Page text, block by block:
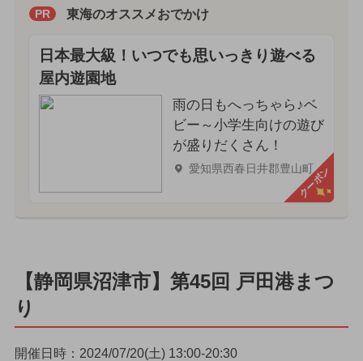
PR 東海のオススメおでかけ
日本最大級！いつでも思いっきり遊べる
屋内遊園地
雨の日もへっちゃら♪ベ
ビー～小学生向けの遊び
が盛りだくさん！
愛知県西春日井郡豊山町クーポン
【静岡県沼津市】第45回 戸田港まつ
り
開催日時：2024/07/20(土) 13:00-20:30